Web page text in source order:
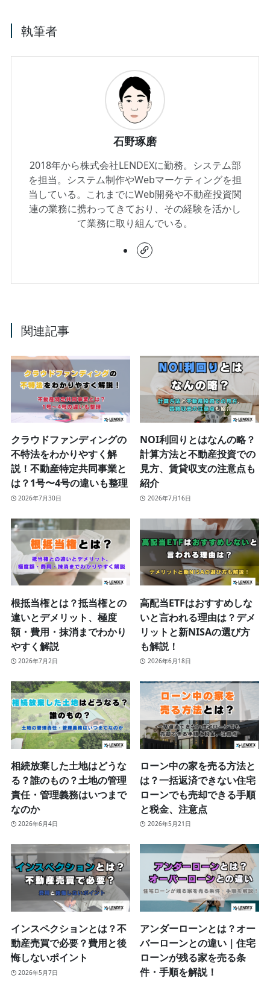
執筆者
石野琢磨
2018年から株式会社LENDEXに勤務。システム部
を担当。システム制作やWebマーケティングを担
当している。これまでにWeb開発や不動産投資関
連の業務に携わってきており、その経験を活かし
て業務に取り組んでいる。
関連記事
クラウドファンディングの
不特法をわかりやすく解
説！不動産特定共同事業と
は？1号〜4号の違いも整理
2026年7月30日
NOI利回りとはなんの略？
計算方法と不動産投資での
見方、賃貸収支の注意点も
紹介
2026年7月16日
根抵当権とは？抵当権との
違いとデメリット、極度
額・費用・抹消までわかり
やすく解説
2026年7月2日
高配当ETFはおすすめしな
いと言われる理由は？デメ
リットと新NISAの選び方
も解説！
2026年6月18日
相続放棄した土地はどうな
る？誰のもの？土地の管理
責任・管理義務はいつまで
なのか
2026年6月4日
ローン中の家を売る方法と
は？一括返済できない住宅
ローンでも売却できる手順
と税金、注意点
2026年5月21日
インスペクションとは？不
動産売買で必要？費用と後
悔しないポイント
2026年5月7日
アンダーローンとは？オー
バーローンとの違い｜住宅
ローンが残る家を売る条
件・手順を解説！